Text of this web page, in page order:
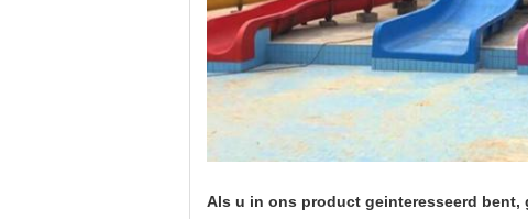
Als u in ons product geinteresseerd bent,